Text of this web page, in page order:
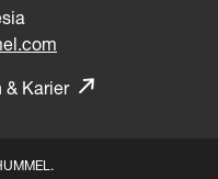
Karier